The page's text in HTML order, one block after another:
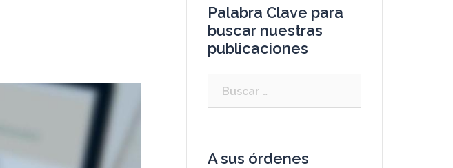
Palabra Clave para
buscar nuestras
publicaciones
A sus órdenes